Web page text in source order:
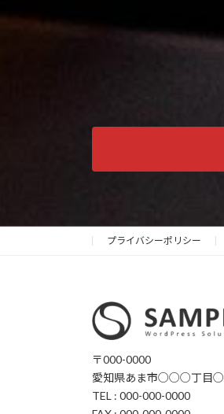
プライバシーポリシー
〒000-0000
愛知県あま市○○○丁目
TEL : 000-000-0000